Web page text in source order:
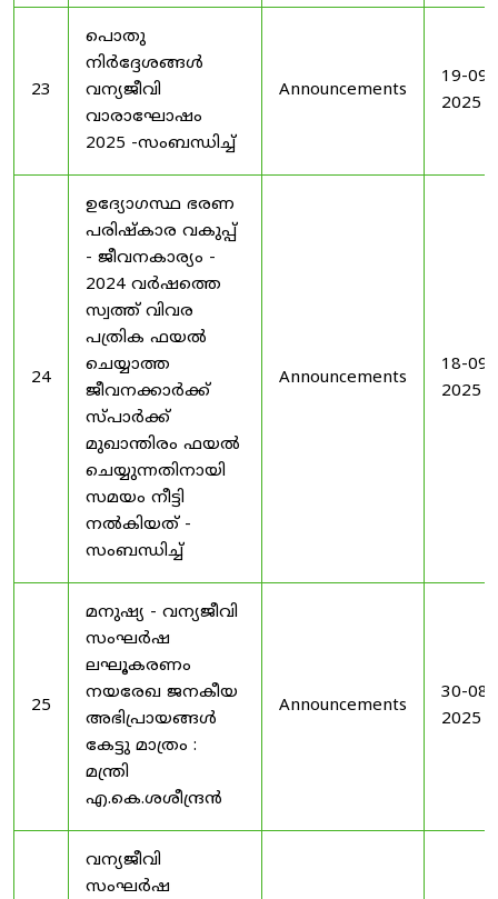
23
പൊതു
നിർദ്ദേശങ്ങൾ
വന്യജീവി
വാരാഘോഷം
2025 -സംബന്ധിച്ച്
Announcements
19-09-
2025
24
ഉദ്യോഗസ്ഥ ഭരണ
പരിഷ്കാര വകുപ്പ്
- ജീവനകാര്യം -
2024 വർഷത്തെ
സ്വത്ത് വിവര
പത്രിക ഫയൽ
ചെയ്യാത്ത
ജീവനക്കാർക്ക്
സ്പാർക്ക്
മുഖാന്തിരം ഫയൽ
ചെയ്യുന്നതിനായി
സമയം നീട്ടി
നൽകിയത് -
സംബന്ധിച്ച്
Announcements
18-09-
2025
25
മനുഷ്യ - വന്യജീവി
സംഘർഷ
ലഘൂകരണം
നയരേഖ ജനകീയ
അഭിപ്രായങ്ങൾ
കേട്ടു മാത്രം :
മന്ത്രി
എ.കെ.ശശീന്ദ്രൻ
Announcements
30-08-
2025
വന്യജീവി
സംഘർഷ